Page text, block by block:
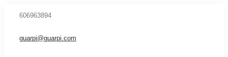
606963894
guarpi@guarpi.com